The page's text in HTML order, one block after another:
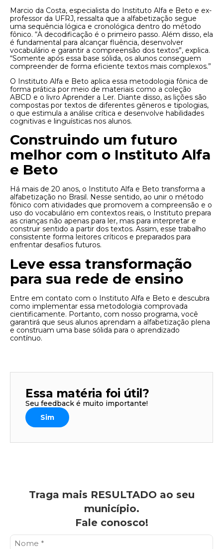
Marcio da Costa, especialista do Instituto Alfa e Beto e ex-
professor da UFRJ, ressalta que a alfabetização segue
uma sequência lógica e cronológica dentro do método
fônico. “A decodificação é o primeiro passo. Além disso, ela
é fundamental para alcançar fluência, desenvolver
vocabulário e garantir a compreensão dos textos”, explica.
“Somente após essa base sólida, os alunos conseguem
compreender de forma eficiente textos mais complexos.”
O Instituto Alfa e Beto aplica essa metodologia fônica de
forma prática por meio de materiais como a coleção
ABCD e o livro Aprender a Ler. Diante disso, as lições são
compostas por textos de diferentes gêneros e tipologias,
o que estimula a análise crítica e desenvolve habilidades
cognitivas e linguísticas nos alunos.
Construindo um futuro
melhor com o Instituto Alfa
e Beto
Há mais de 20 anos, o Instituto Alfa e Beto transforma a
alfabetização no Brasil. Nesse sentido, ao unir o método
fônico com atividades que promovem a compreensão e o
uso do vocabulário em contextos reais, o Instituto prepara
as crianças não apenas para ler, mas para interpretar e
construir sentido a partir dos textos. Assim, esse trabalho
consistente forma leitores críticos e preparados para
enfrentar desafios futuros.
Leve essa transformação
para sua rede de ensino
Entre em contato com o Instituto Alfa e Beto e descubra
como implementar essa metodologia comprovada
cientificamente. Portanto, com nosso programa, você
garantirá que seus alunos aprendam a alfabetização plena
e construam uma base sólida para o aprendizado
contínuo.
Essa matéria foi útil?
Seu feedback é muito importante!
Sim
Traga mais RESULTADO ao seu
município.
Fale conosco!